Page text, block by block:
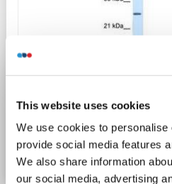
This website uses cookies
We use cookies to personalise
provide social media features
We also share information
our social media, advertising
N° du produit ABIN320975
Fiche technique